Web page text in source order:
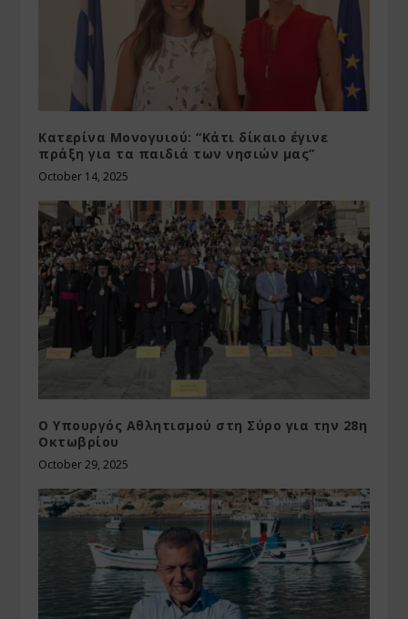
Κατερίνα Μονογυιού: “Κάτι δίκαιο έγινε
πράξη για τα παιδιά των νησιών μας”
October 14, 2025
Ο Υπουργός Αθλητισμού στη Σύρο για την 28η
Οκτωβρίου
October 29, 2025